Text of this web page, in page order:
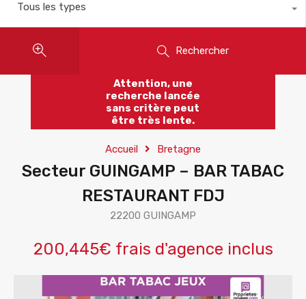
Tous les types
Rechercher
Attention, une
recherche lancée
sans critère peut
être très lente.
Accueil Bretagne
Secteur GUINGAMP – BAR TABAC
RESTAURANT FDJ
22200 GUINGAMP
200,445€ frais d'agence inclus